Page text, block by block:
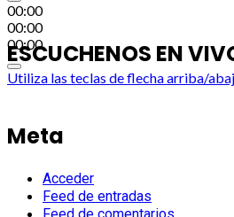
00:00
00:00
00:00
Utiliza las teclas de flecha arriba/
ESCUCHENOS EN
Meta
Acceder
Feed de entradas